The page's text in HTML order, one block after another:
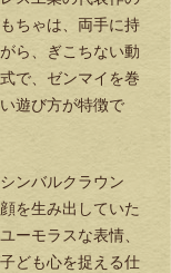
ちゃは、両手に持
ら、ぎこちない動
で、ゼンマイを巻
遊び方が特徴で
ンバルクラウン
を生み出していた
ーモラスな表情、
ども心を捉える仕